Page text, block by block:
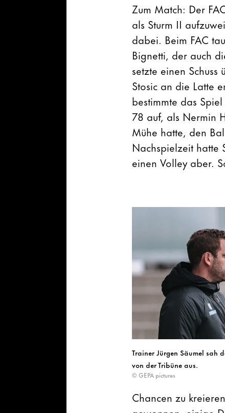
Zum Match: Der
als Sturm II
dabei. Beim FAC
Bignetti, der auch
setzte einen
Stosic an die Latte
bestimmte das
78 auf, als Nermin
Mühe hatte, den
Nachspielzeit hatte
einen Volley aber.
Trainer Jürgen Säumel sah
von der Tribüne aus.
© GEPA pictures
Chancen zu